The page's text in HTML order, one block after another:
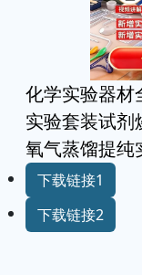
化学实验器材
实验套装试剂
氧气蒸馏提纯
下载链接1
下载链接2